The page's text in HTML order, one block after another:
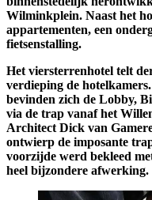
Wilminkplein. Naast het
appartementen, een
fietsenstalling.
Het viersterrenhotel telt
verdieping de
bevinden zich de Lobby,
via de trap vanaf het
Architect Dick van
ontwierp de imposante
voorzijde werd bekleed
heel bijzondere afwerking.